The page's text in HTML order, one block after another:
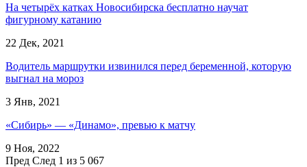
На четырёх катках Новосибирска бесплатно научат
фигурному катанию
22 Дек, 2021
Водитель маршрутки извинился перед беременной, которую
выгнал на мороз
3 Янв, 2021
«Сибирь» — «Динамо», превью к матчу
9 Ноя, 2022
Пред След 1 из 5 067